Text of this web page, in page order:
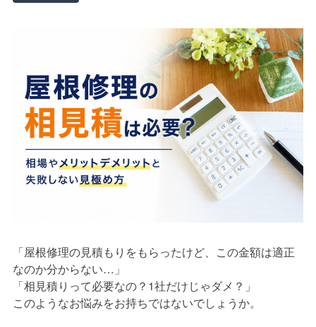
「屋根修理の見積もりをもらったけど、この金額は適正
なのか分からない…」
「相見積りって必要なの？1社だけじゃダメ？」
このようなお悩みをお持ちではないでしょうか。